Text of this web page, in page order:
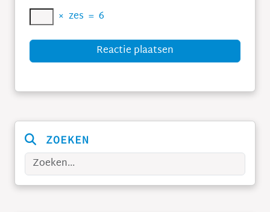
× zes = 6
Reactie plaatsen
ZOEKEN
Zoeken